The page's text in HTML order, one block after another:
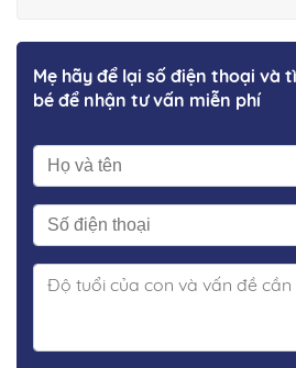
Mẹ hãy để lại số điện thoại và
bé để nhận tư vấn miễn phí